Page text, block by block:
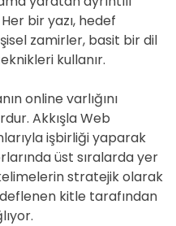
bir yazı, hedef
zamirler, basit bir dil
kullanır.
online varlığını
Akkışla Web
işbirliği yaparak
üst sıralarda yer
stratejik olarak
kitle tarafından